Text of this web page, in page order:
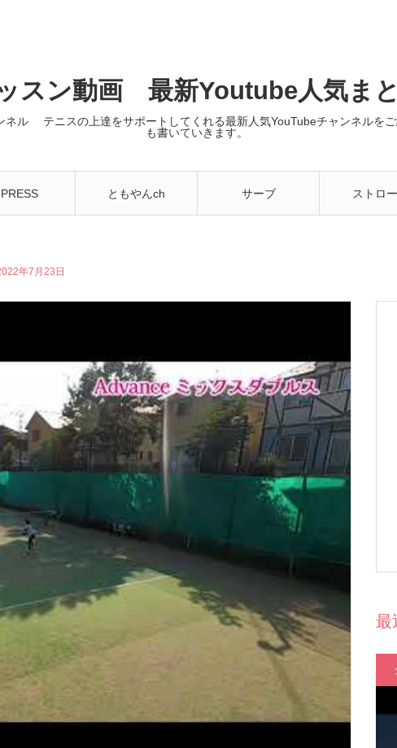
スン動画 最新Youtube人気ま
ネル テニスの上達をサポートしてくれる最新人気YouTubeチャンネル
も書いていきます。
ともやんch サーブ ストロ
年7月23日
最